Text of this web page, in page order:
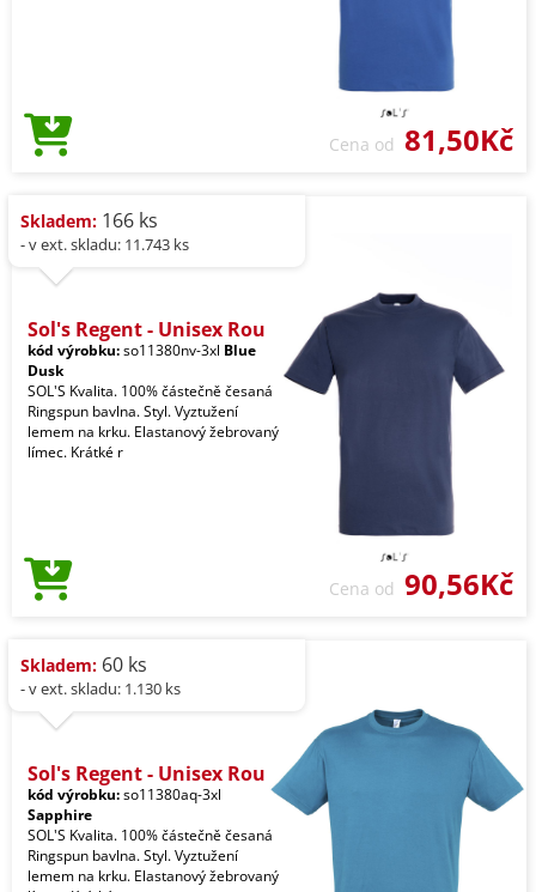
Cena od 81,50Kč
Skladem: 166 ks
- v ext. skladu: 11.743 ks
Sol's Regent - Unisex Rou
kód výrobku:so11380nv-3xl Blue
Dusk
SOL'S Kvalita. 100% částečně česaná
Ringspun bavlna. Styl. Vyztužení
lemem na krku. Elastanový žebrovaný
límec. Krátké r
Cena od 90,56Kč
Skladem: 60 ks
- v ext. skladu: 1.130 ks
Sol's Regent - Unisex Rou
kód výrobku:so11380aq-3xl
Sapphire
SOL'S Kvalita. 100% částečně česaná
Ringspun bavlna. Styl. Vyztužení
lemem na krku. Elastanový žebrovaný